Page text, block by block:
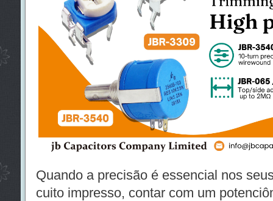
Quando a precisão é essencial nos
cuito impresso, contar com um